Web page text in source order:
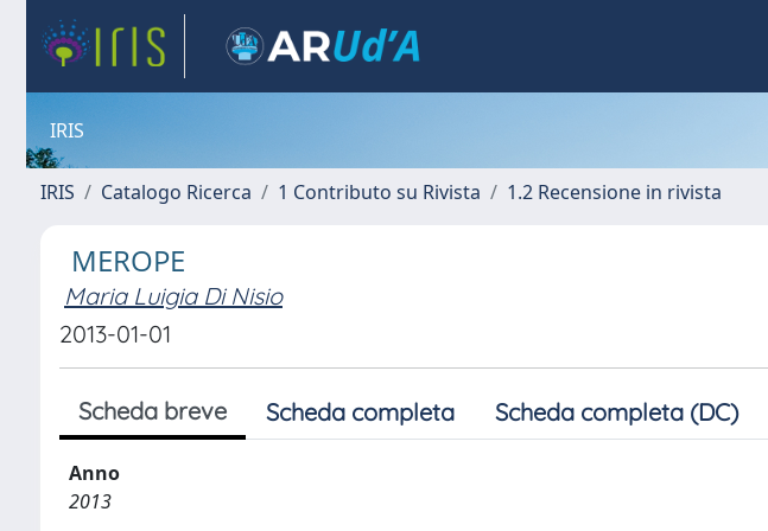
IRIS
IRIS Catalogo Ricerca 1 Contributo su Rivista 1.2 Recensione in rivista
MEROPE
Maria Luigia Di Nisio
2013-01-01
Scheda breve Scheda completa Scheda completa (DC)
Anno
2013